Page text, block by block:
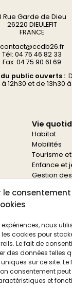
le consentement
nous
cookies pour
Le fait de
des données telles
sur ce site. Le
consentement
et
Rue Garde de Dieu
26220 DIEULEFIT
FRANCE
contact@ccdb26.fr
Tél: 04 75 46 82 33
Fax: 04 75 90 61 69
public ouverts :
12h30 et de 13h30 à
Vie
Habitat
Mobilités
Tourisme
Enfance et
Gestion
Culture
Autres
Actualités